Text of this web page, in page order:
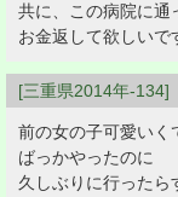
共に、この病院に通
お金返して欲しいで
[三重県2014年-
前の女の子可愛いく
ばっかやったのに
久しぶりに行ったら